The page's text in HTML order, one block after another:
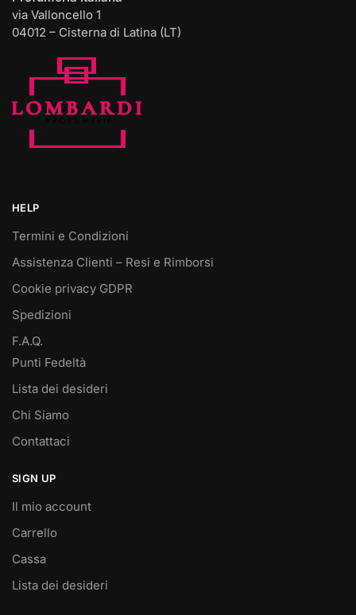
via Valloncello 1
04012 – Cisterna di Latina (LT)
HELP
Termini e Condizioni
Assistenza Clienti – Resi e Rimborsi
Cookie privacy GDPR
Spedizioni
F.A.Q.
Punti Fedeltà
Lista dei desideri
Chi Siamo
Contattaci
SIGN UP
Il mio account
Carrello
Cassa
Lista dei desideri